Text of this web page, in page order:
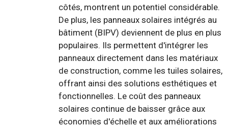
côtés, montrent un potentiel considérable.
De plus, les panneaux solaires intégrés au
bâtiment (BIPV) deviennent de plus en plus
populaires. Ils permettent d'intégrer les
panneaux directement dans les matériaux
de construction, comme les tuiles solaires,
offrant ainsi des solutions esthétiques et
fonctionnelles. Le coût des panneaux
solaires continue de baisser grâce aux
économies d'échelle et aux améliorations